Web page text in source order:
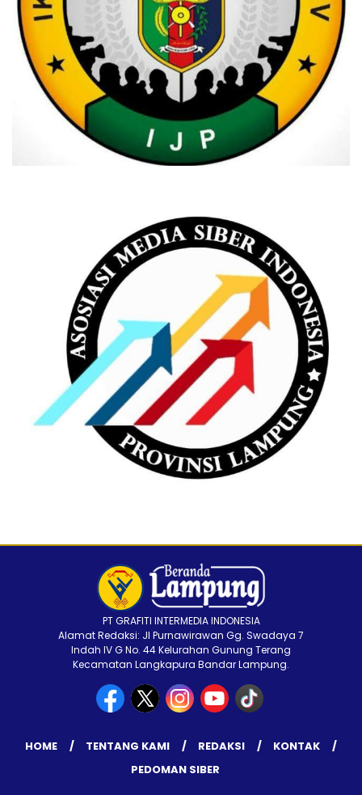
PT GRAFITI INTERMEDIA INDONESIA
Alamat Redaksi: Jl Purnawirawan Gg. Swadaya 7
Indah IV G No. 44 Kelurahan Gunung Terang
Kecamatan Langkapura Bandar Lampung.
HOME TENTANG KAMI REDAKSI
KONTAK
PEDOMAN SIBER